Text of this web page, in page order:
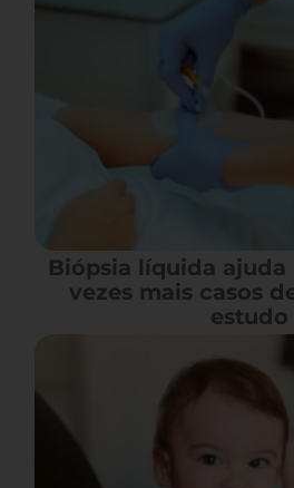
Biópsia líquida
vezes mais casos
estudo